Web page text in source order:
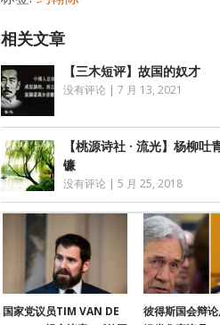
【三木短评】故国的奴才
没有评论 | 7 月 13, 2021
【桃源诗社 · 流光】杨柳吐
镰
没有评论 | 5 月 25, 2018
国家党议员TIM VAN DE
彼得斯国会辩